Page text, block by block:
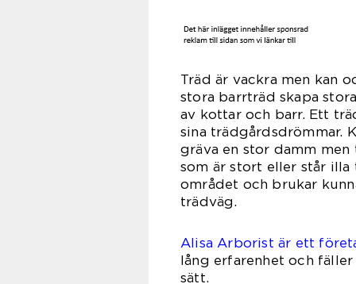
Träd är vackra men kan
stora barrträd skapa
av kottar och barr. Ett
sina trädgårdsdrömmar.
gräva en stor damm
som är stort eller står illa
området och brukar
Alisa Arborist är ett
lång erfarenhet och